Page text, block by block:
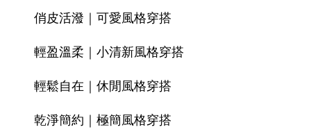
俏皮活潑｜可愛風格穿搭
輕盈溫柔｜小清新風格穿搭
輕鬆自在｜休閒風格穿搭
乾淨簡約｜極簡風格穿搭